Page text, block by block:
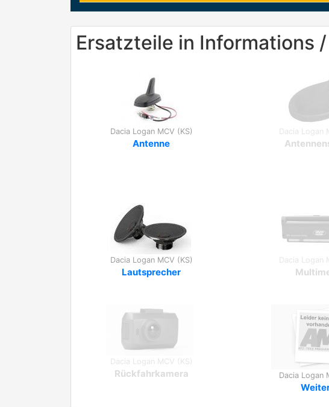
Ersatzteile in Informations
Dacia Logan MCV (KS)
Antenne
Dacia Logan
Dacia Logan MCV (KS)
Lautsprecher
Dacia Logan
Dacia Logan MCV (KS)
Rückfahrkamera Dacia Logan